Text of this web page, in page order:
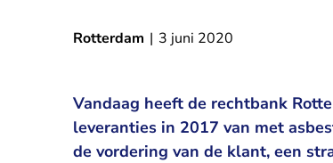
Rotterdam | 3 juni 2020
Vandaag heeft de rechtbank
leveranties in 2017 van met
de vordering van de klant, een